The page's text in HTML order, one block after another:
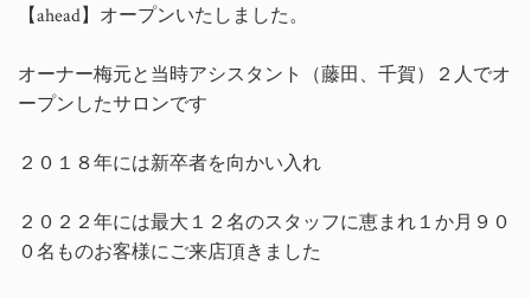
【ahead】オープンいたしました。
オーナー梅元と当時アシスタント（藤田、千賀）２人でオ
ープンしたサロンです
２０１８年には新卒者を向かい入れ
２０２２年には最大１２名のスタッフに恵まれ１か月９０
０名ものお客様にご来店頂きました